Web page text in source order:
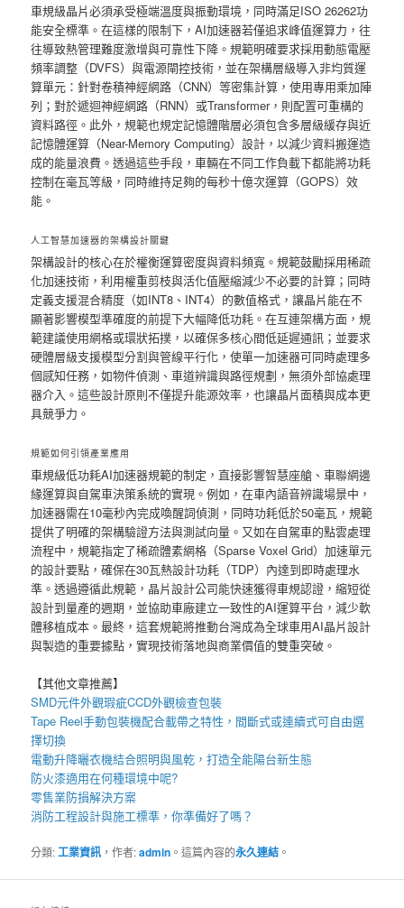
車規級晶片必須承受極端溫度與振動環境，同時滿足ISO 26262功
能安全標準。在這樣的限制下，AI加速器若僅追求峰值運算力，往
往導致熱管理難度激增與可靠性下降。規範明確要求採用動態電壓
頻率調整（DVFS）與電源閘控技術，並在架構層級導入非均質運
算單元：針對卷積神經網路（CNN）等密集計算，使用專用乘加陣
列；對於遞迴神經網路（RNN）或Transformer，則配置可重構的
資料路徑。此外，規範也規定記憶體階層必須包含多層級緩存與近
記憶體運算（Near-Memory Computing）設計，以減少資料搬運造
成的能量浪費。透過這些手段，車輛在不同工作負載下都能將功耗
控制在毫瓦等級，同時維持足夠的每秒十億次運算（GOPS）效
能。
人工智慧加速器的架構設計關鍵
架構設計的核心在於權衡運算密度與資料頻寬。規範鼓勵採用稀疏
化加速技術，利用權重剪枝與活化值壓縮減少不必要的計算；同時
定義支援混合精度（如INT8、INT4）的數值格式，讓晶片能在不
顯著影響模型準確度的前提下大幅降低功耗。在互連架構方面，規
範建議使用網格或環狀拓撲，以確保多核心間低延遲通訊；並要求
硬體層級支援模型分割與管線平行化，使單一加速器可同時處理多
個感知任務，如物件偵測、車道辨識與路徑規劃，無須外部協處理
器介入。這些設計原則不僅提升能源效率，也讓晶片面積與成本更
具競爭力。
規範如何引領產業應用
車規級低功耗AI加速器規範的制定，直接影響智慧座艙、車聯網邊
緣運算與自駕車決策系統的實現。例如，在車內語音辨識場景中，
加速器需在10毫秒內完成喚醒詞偵測，同時功耗低於50毫瓦，規範
提供了明確的架構驗證方法與測試向量。又如在自駕車的點雲處理
流程中，規範指定了稀疏體素網格（Sparse Voxel Grid）加速單元
的設計要點，確保在30瓦熱設計功耗（TDP）內達到即時處理水
準。透過遵循此規範，晶片設計公司能快速獲得車規認證，縮短從
設計到量產的週期，並協助車廠建立一致性的AI運算平台，減少軟
體移植成本。最終，這套規範將推動台灣成為全球車用AI晶片設計
與製造的重要據點，實現技術落地與商業價值的雙重突破。
【其他文章推薦】
SMD元件外觀瑕疵CCD外觀檢查包裝
Tape Reel手動包裝機配合載帶之特性，間斷式或連續式可自由選
擇切換
電動升降曬衣機結合照明與風乾，打造全能陽台新生態
防火漆適用在何種環境中呢?
零售業防損解決方案
消防工程設計與施工標準，你準備好了嗎？
分類:工業資訊 ，作者:admin 。這篇內容的永久連結 。